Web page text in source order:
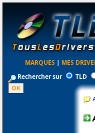
MARQUES | MES
Rechercher sur
TLD